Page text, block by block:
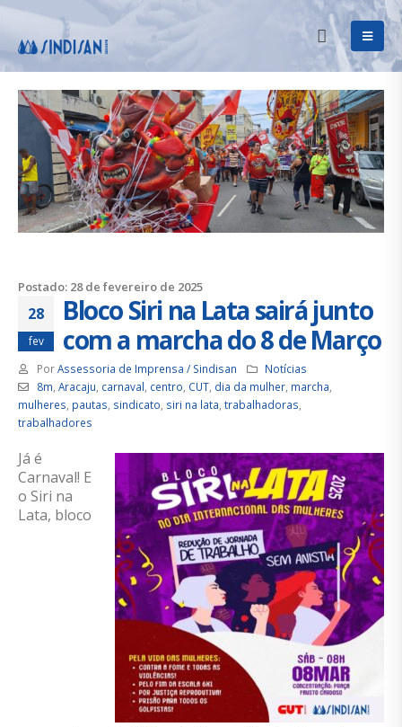
Postado: 28 de fevereiro de 2025
28
fev
Bloco Siri na Lata sairá junto
com a marcha do 8 de Março
PorAssessoria de Imprensa / Sindisan
Notícias
8m, Aracaju, carnaval, centro, CUT, dia da mulher, marcha,
mulheres, pautas, sindicato, siri na lata, trabalhadoras,
trabalhadores
Já é
Carnaval! E
o Siri na
Lata, bloco